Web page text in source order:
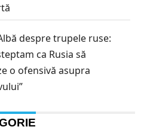
despre trupele ruse:
ca Rusia să
o ofensivă asupra